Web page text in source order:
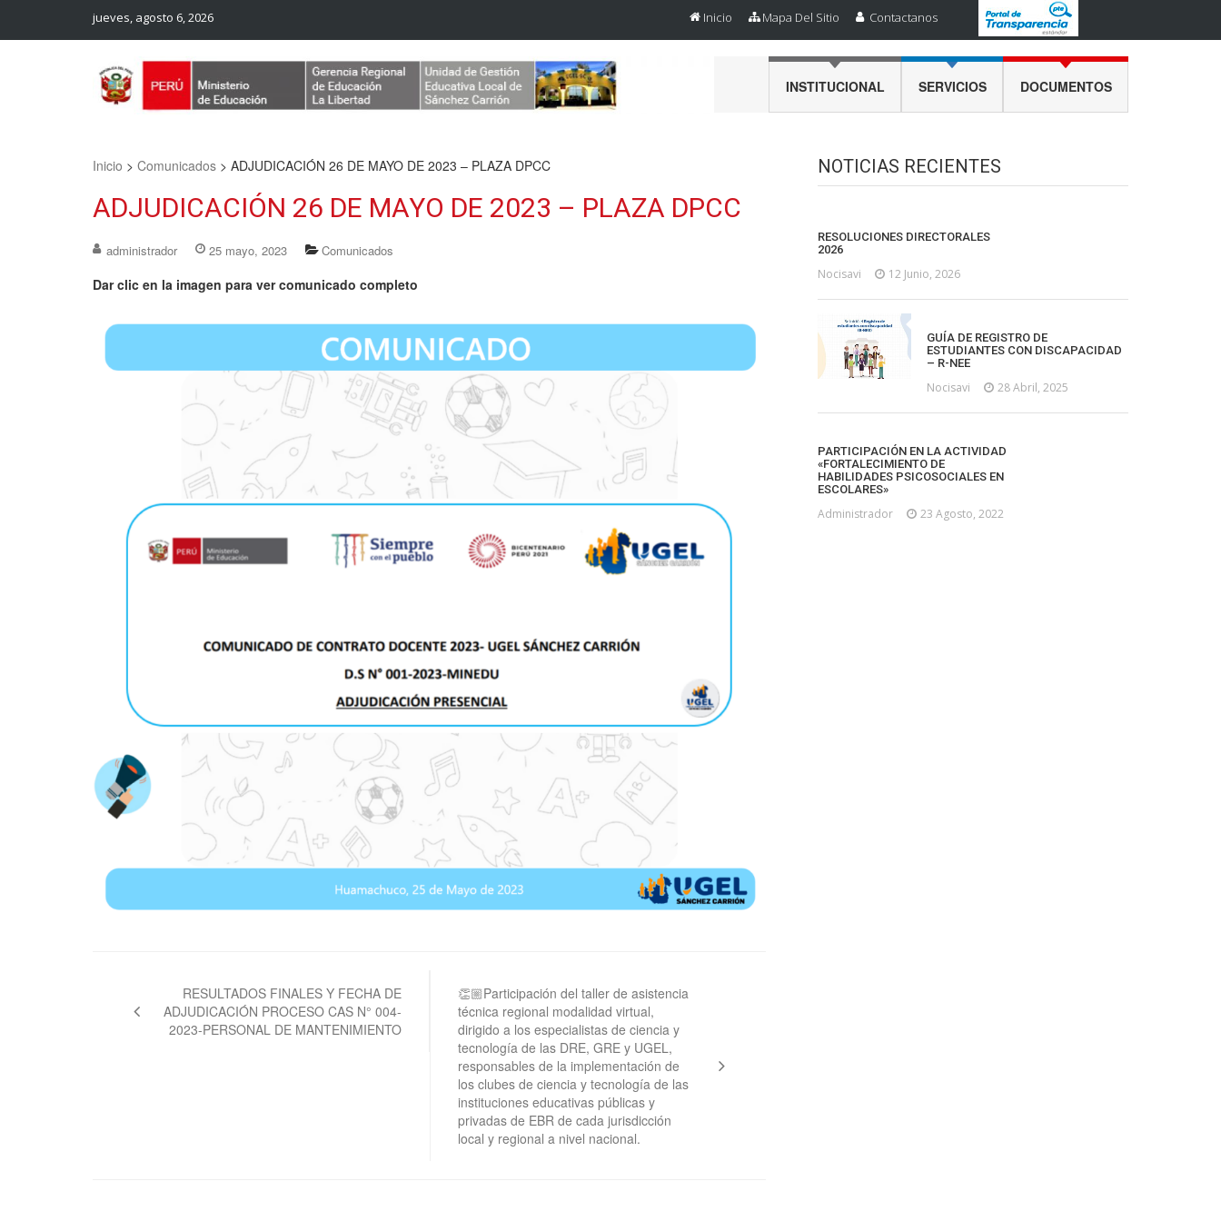
jueves, agosto 6, 2026 Inicio Mapa Del Sitio Contactanos
INSTITUCIONAL SERVICIOS DOCUMENTOS
Inicio > Comunicados > ADJUDICACIÓN 26 DE MAYO DE 2023 – PLAZA DPCC
ADJUDICACIÓN 26 DE MAYO DE 2023 – PLAZA DPCC
administrador 25 mayo, 2023 Comunicados
Dar clic en la imagen para ver comunicado completo
entradas
RESULTADOS FINALES Y FECHA DE
ADJUDICACIÓN PROCESO CAS N° 004-
2023-PERSONAL DE MANTENIMIENTO
👏🏼Participación del taller de asistencia
técnica regional modalidad virtual,
dirigido a los especialistas de ciencia y
tecnología de las DRE, GRE y UGEL,
responsables de la implementación de
los clubes de ciencia y tecnología de las
instituciones educativas públicas y
privadas de EBR de cada jurisdicción
local y regional a nivel nacional.
NOTICIAS RECIENTES
RESOLUCIONES DIRECTORALES
2026
Nocisavi 12 Junio, 2026
GUÍA DE REGISTRO DE
ESTUDIANTES CON DISCAPACIDAD
– R-NEE
Nocisavi 28 Abril, 2025
PARTICIPACIÓN EN LA ACTIVIDAD
«FORTALECIMIENTO DE
HABILIDADES PSICOSOCIALES EN
ESCOLARES»
Administrador 23 Agosto, 2022